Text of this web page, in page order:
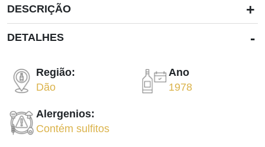
DESCRIÇÃO +
DETALHES -
Região:
Dão
Ano
1978
Alergenios:
Contém sulfitos